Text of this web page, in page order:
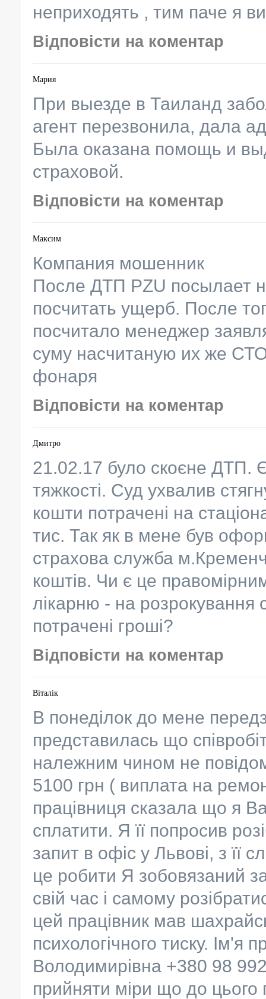
неприходять , тим паче я
Відповісти на коментар
Мария
При выезде в Таиланд
агент перезвонила, дала
Была оказана помощь и
страховой.
Відповісти на коментар
Максим
Компания мошенник
После ДТП PZU посылает
посчитать ущерб. После
посчитало менеджер
суму насчитаную их же
фонаря
Відповісти на коментар
Дмитро
21.02.17 було скоєне ДТП.
тяжкості. Суд ухвалив
кошти потрачені на
тис. Так як в мене був
страхова служба
коштів. Чи є це
лікарню - на розрокування с
потрачені гроші?
Відповісти на коментар
Віталік
В понеділок до мене
представилась що
належним чином не
5100 грн ( виплата на
працівниця сказала що я
сплатити. Я її попросив
запит в офіс у Львові, з її
це робити Я зобовязаний
свій час і самому
цей працівник мав
психологічного тиску. Ім'я
Володимирівна +380 98
прийняти міри що до цього